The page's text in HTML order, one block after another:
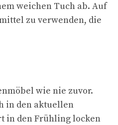
weichen Tuch ab. Auf
zu verwenden, die
wie nie zuvor.
in den aktuellen
in den Frühling locken